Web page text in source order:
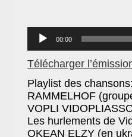
audio
00:00
Télécharger
Playlist des chansons:
‪RAMMELHOF
VOPLI
Les hurlements de
OKEAN ELZY (en